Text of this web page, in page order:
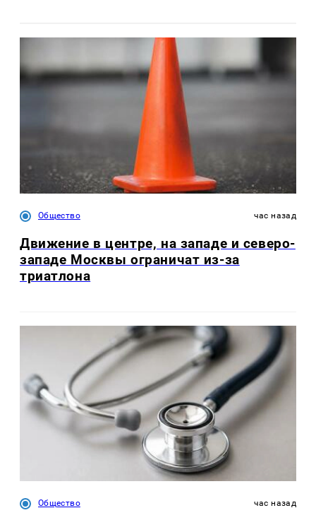
Общество час назад
Движение в центре, на западе и северо-
западе Москвы ограничат из-за
триатлона
Общество час назад